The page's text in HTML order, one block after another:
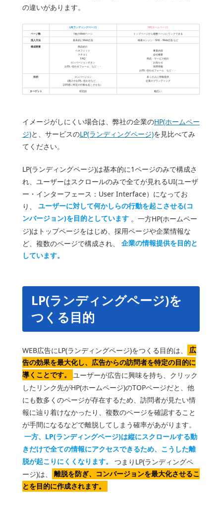
の違いがあります。
LP(ランディングページ)
HP(ホームページ)
ページ数
1枚のWebページ
トップページから複数ページにリンクできる
流入方法
基本的にWeb広告
検索エンジン・SNS・Web広告 など
構成要素
商品紹介
ベネフィット
クチコミ
FAQ
コンバージョンボタン
お問い合わせフォーム など・・
事業内容
会社概要
商品・サービス紹介
お知らせ
採用情報
お問い合わせフォーム など・・
目的
コンバージョン
(購入やお問い合わせなど、
訪問者に特定の行動を起こさせる）
多くの人に情報提供
企業のブランディング
ターゲット 特定的 幅広い
イメージがしにくい場合は、弊社の企業のHP(ホームペー
ジ)と、サービスのLP(ランディングページ)を見比べてみ
てください。
LP(ランディングページ)は基本的に1ページのみで構成さ
れ、ユーザーはスクロールのみで全てが見れるUI(ユーザ
ー・インターフェース：User Interface）になってお
り、
ユーザーに対して何かしらの行動を起こさせる(コ
ンバージョン)を目的としています 。一方HP(ホームペー
ジ)はトップページをはじめ、採用ページや企業情報な
ど、複数のページで構成され、
企業の情報提供を目的と
しています。
LP(ランディングページ)を
つくる目的
WEB広告にLP(ランディングページ)をつくる目的は、
広
告の効果を最大化し、広告からの訪問者を特定の目的に
導くことです。
ユーザーが広告に興味を持ち、クリック
したリンク先がHP(ホームページ)のTOPページだと、他
にも数多くのページが存在するため、訪問者が見たい情
報に辿り着けなかったり、複数のページを確認すること
が手間になるなどで離脱してしまう確率があがります。
一方、LP(ランディングページ)は縦にスクロールする動
きだけで全ての情報にアクセスできるため、こうした離
脱が起こりにくくなります。
つまりLP(ランディングペ
ージ)は、
離脱を防ぎ、コンバージョンを最大化させるこ
とを目的に作成されます。